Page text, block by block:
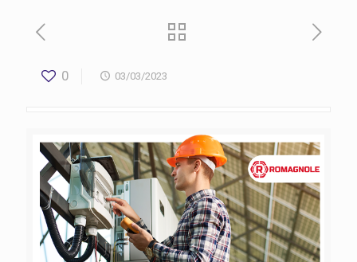
0 03/03/2023